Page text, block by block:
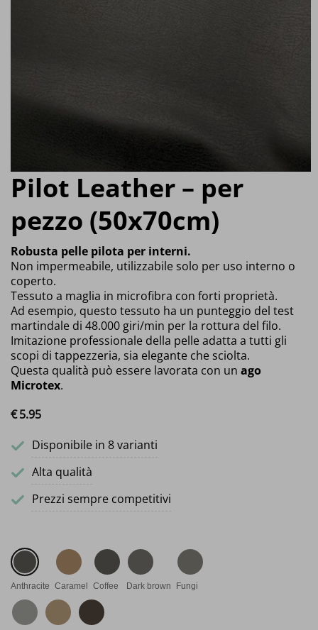
Pilot Leather – per
pezzo (50x70cm)
Robusta pelle pilota per interni.
Non impermeabile, utilizzabile solo per uso interno o
coperto.
Tessuto a maglia in microfibra con forti proprietà.
Ad esempio, questo tessuto ha un punteggio del test
martindale di 48.000 giri/min per la rottura del filo.
Imitazione professionale della pelle adatta a tutti gli
scopi di tappezzeria, sia elegante che sciolta.
Questa qualità può essere lavorata con un ago
Microtex.
€5.95
Disponibile in 8 varianti
Alta qualità
Prezzi sempre competitivi
Anthracite Caramel Coffee Dark brown Fungi